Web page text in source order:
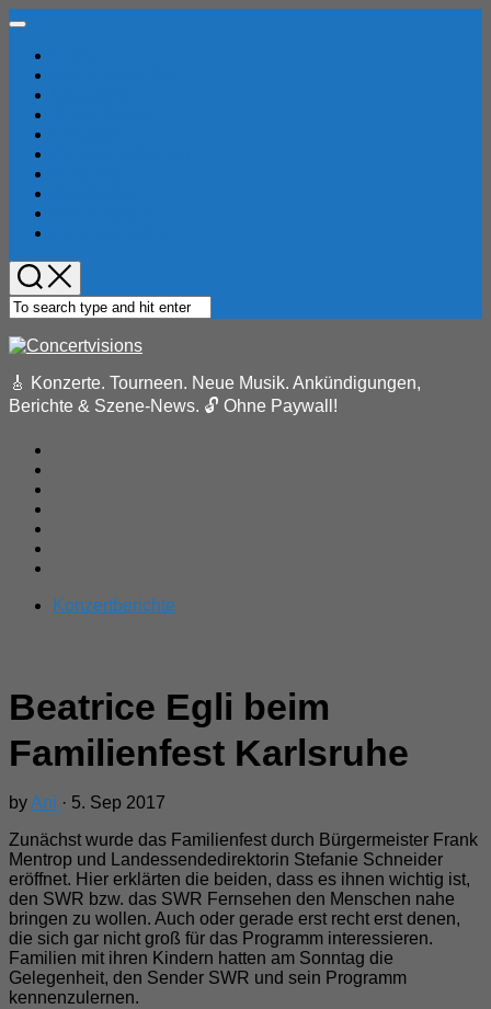
Skip
content
Expand
🎸 Konzerte. Tourneen. Neue Musik. Ankündigungen,
Berichte & Szene-News. 🔓 Ohne Paywall!
Konzertberichte
Beatrice Egli beim
Familienfest Karlsruhe
byAni · 5. Sep 2017
Zunächst wurde das Familienfest durch Bürgermeister Frank
Mentrop und Landessendedirektorin Stefanie Schneider
eröffnet. Hier erklärten die beiden, dass es ihnen wichtig ist,
den SWR bzw. das SWR Fernsehen den Menschen nahe
bringen zu wollen. Auch oder gerade erst recht erst denen,
die sich gar nicht groß für das Programm interessieren.
Familien mit ihren Kindern hatten am Sonntag die
Gelegenheit, den Sender SWR und sein Programm
kennenzulernen.